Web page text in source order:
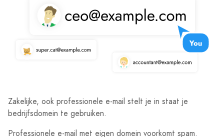
Zakelijke, ook professionele e-mail stelt je in staat je
bedrijfsdomein te gebruiken.
Professionele e-mail met eigen domein voorkomt spam.